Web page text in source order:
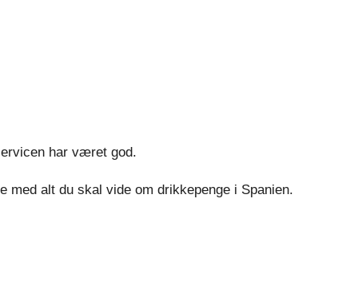
har været god.
alt du skal vide om drikkepenge i Spanien.